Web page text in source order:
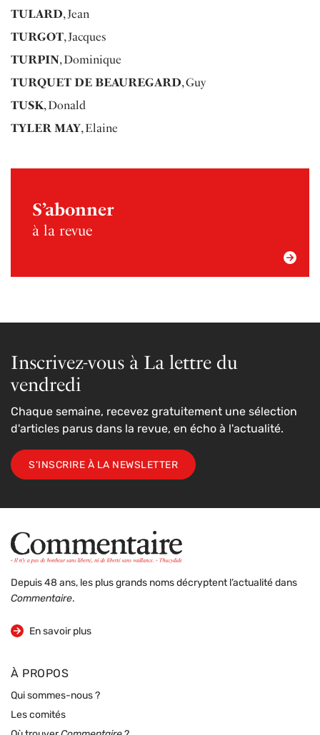
TULARD, Jean
TURGOT, Jacques
TURPIN, Dominique
TURQUET DE BEAUREGARD, Guy
TUSK, Donald
TYLER MAY, Elaine
S’abonner
à la revue
Inscrivez-vous à La lettre du
vendredi
Chaque semaine, recevez gratuitement une sélection
d'articles parus dans la revue, en écho à l'actualité.
S'INSCRIRE À LA NEWSLETTER
Depuis 48 ans, les plus grands noms décryptent l’actualité dans
Commentaire.
En savoir plus
sur la revue
À PROPOS
Qui sommes-nous ?
Les comités